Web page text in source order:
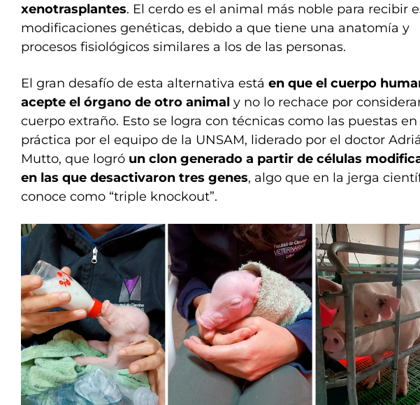
xenotrasplantes. El cerdo es el animal más noble para recibir
modificaciones genéticas, debido a que tiene una anatomía y
procesos fisiológicos similares a los de las personas.
El gran desafío de esta alternativa está en que el cuerpo
acepte el órgano de otro animal y no lo rechace por
cuerpo extraño. Esto se logra con técnicas como las puestas en
práctica por el equipo de la UNSAM, liderado por el doctor
Mutto, que logró un clon generado a partir de células
en las que desactivaron tres genes, algo que en la jerga
conoce como “triple knockout”.